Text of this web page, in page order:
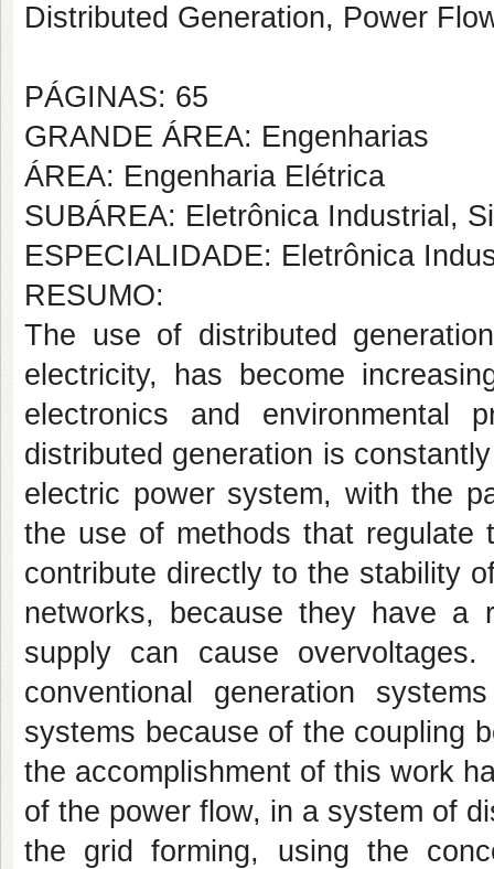
Distributed Generation, Power
PÁGINAS: 65
GRANDE ÁREA: Engenharias
ÁREA: Engenharia Elétrica
SUBÁREA: Eletrônica Industrial,
ESPECIALIDADE: Eletrônica
RESUMO:
The use of distributed
electricity, has become
electronics and environmental
distributed generation is
electric power system, with the
the use of methods that
contribute directly to the stability
networks, because they have a
supply can cause
conventional generation
systems because of the coupling
the accomplishment of this work
of the power flow, in a system of
the grid forming, using the